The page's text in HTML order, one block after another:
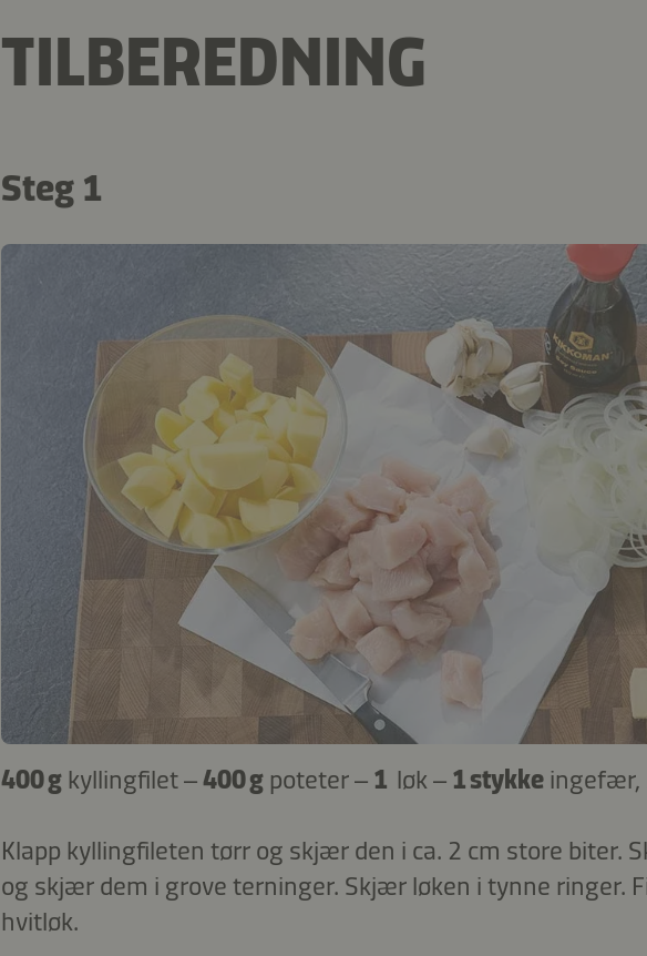
TILBEREDNING
Steg 1
400 g kyllingfilet –400 g poteter – 1 løk – 1 stykke ingefær,
Klapp kyllingfileten tørr og skjær den i ca. 2 cm store biter.
og skjær dem i grove terninger. Skjær løken i tynne ringer.
hvitløk.